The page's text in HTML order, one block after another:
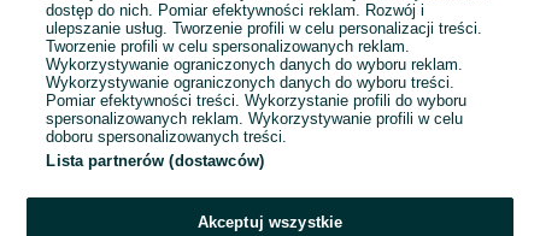
Hasło
dostęp do nich. Pomiar efektywności reklam. Rozwój i
ulepszanie usług. Tworzenie profili w celu personalizacji treści.
Tworzenie profili w celu spersonalizowanych reklam.
Wykorzystywanie ograniczonych danych do wyboru reklam.
Wykorzystywanie ograniczonych danych do wyboru treści.
Pomiar efektywności treści. Wykorzystanie profili do wyboru
spersonalizowanych reklam. Wykorzystywanie profili w celu
doboru spersonalizowanych treści.
Lista partnerów (dostawców)
Akceptuj wszystkie